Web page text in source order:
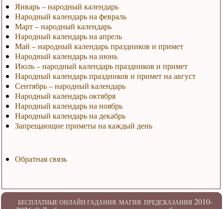
Январь – народный календарь
Народный календарь на февраль
Март – народный календарь
Народный календарь на апрель
Май – народный календарь праздников и примет
Народный календарь на июнь
Июль – народный календарь праздников и примет
Народный календарь праздников и примет на август
Сентябрь – народный календарь
Народный календарь октября
Народный календарь на ноябрь
Народный календарь на декабрь
Запрещающие приметы на каждый день
Обратная связь
БЕСПЛАТНЫЕ ОНЛАЙН ГАДАНИЯ. МАГИЯ. ПРЕДСКАЗАНИЯ2010-